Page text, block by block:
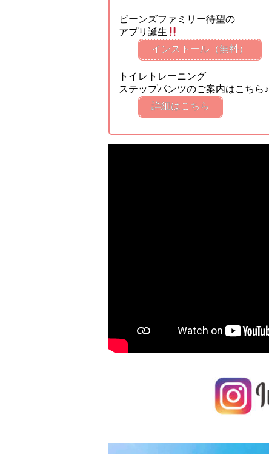
ビーンズファミリー待望の
アプリ誕生
インストール（無料）
トイレトレーニング
ステップパンツのご案内はこちら♪
詳細はこちら